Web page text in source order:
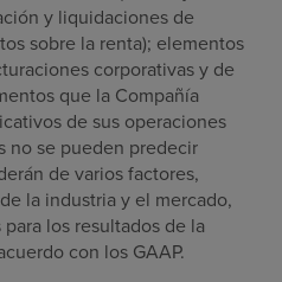
y liquidaciones de
sobre la renta); elementos
corporativas y de
que la Compañía
de sus operaciones
no se pueden predecir
de varios factores,
la industria y el mercado,
los resultados de la
con los GAAP.